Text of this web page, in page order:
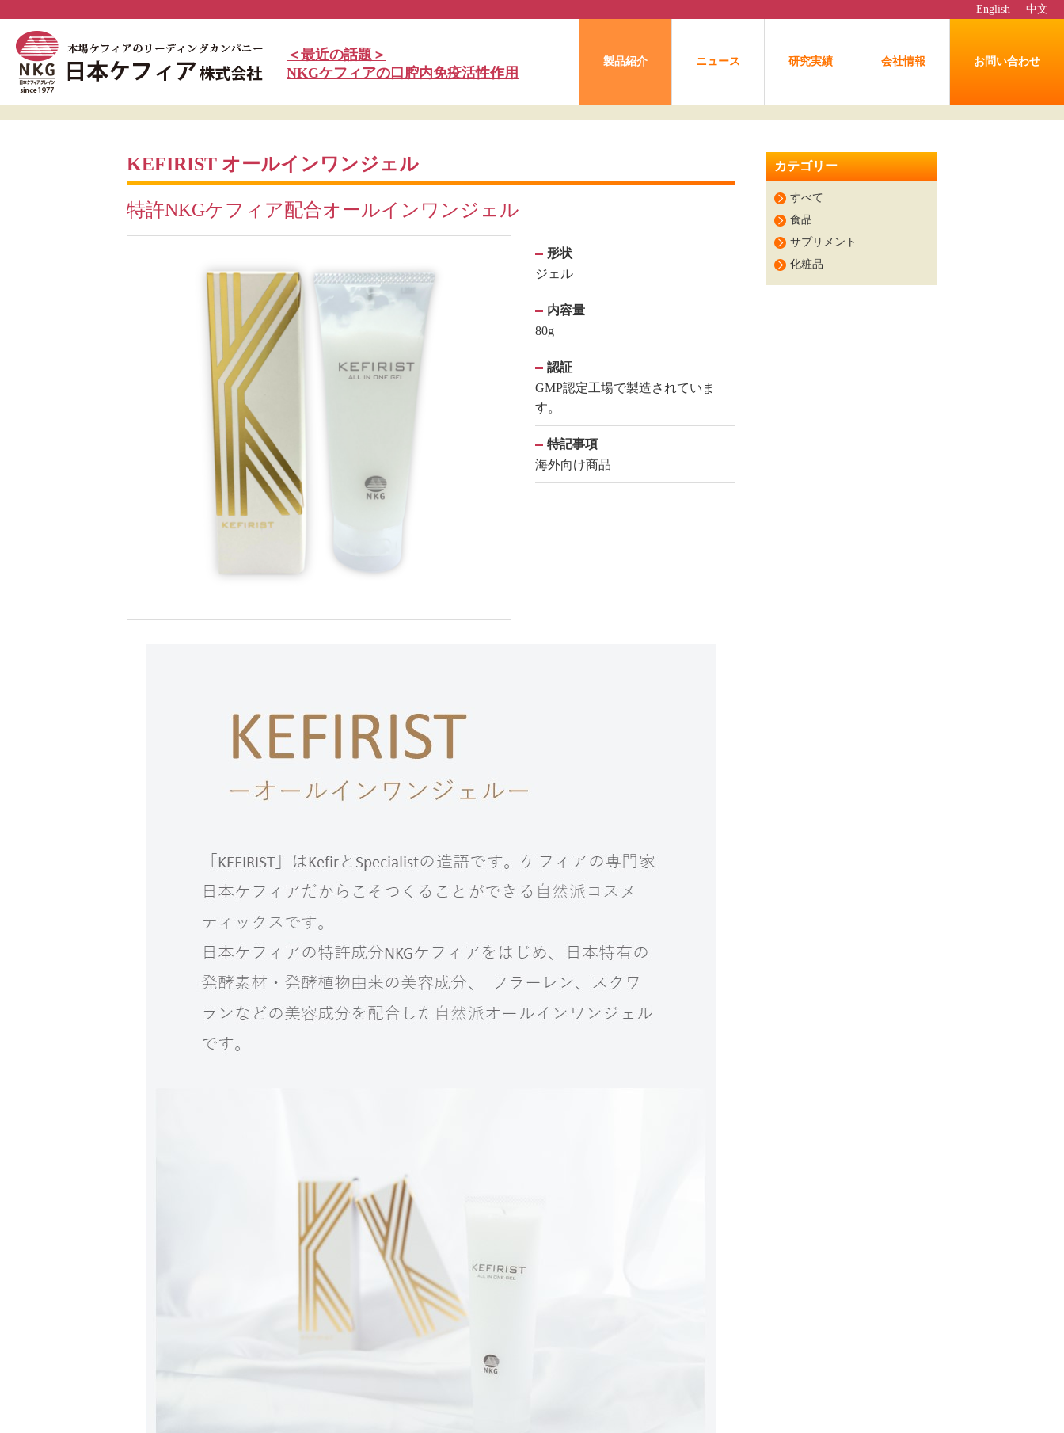
English 中文
＜最近の話題＞
NKGケフィアの口腔内免疫活性作用
製品紹介 ニュース 研究実績 会社情報 お問い合わせ
KEFIRIST オールインワンジェル
特許NKGケフィア配合オールインワンジェル
形状
ジェル
内容量
80g
認証
GMP認定工場で製造されていま
す。
特記事項
海外向け商品
カテゴリー
すべて
食品
サプリメント
化粧品